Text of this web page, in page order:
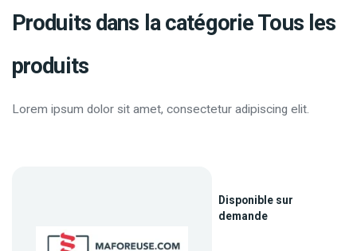
Produits dans la catégorie Tous les
produits
Lorem ipsum dolor sit amet, consectetur adipiscing elit.
Disponible sur
demande